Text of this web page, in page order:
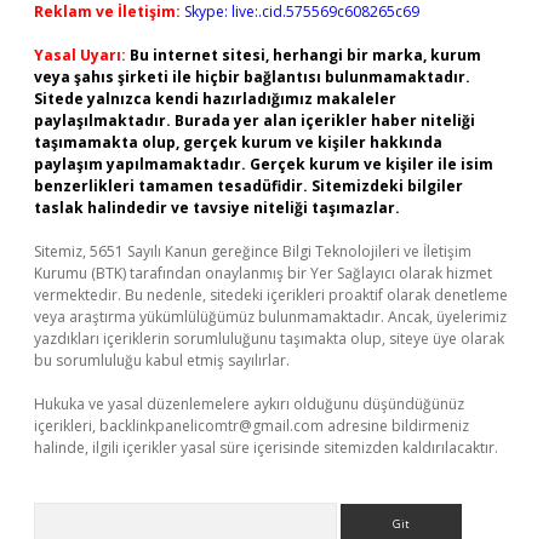
Reklam ve İletişim: Skype: live:.cid.575569c608265c69
Yasal Uyarı: Bu internet sitesi, herhangi bir marka, kurum
veya şahıs şirketi ile hiçbir bağlantısı bulunmamaktadır.
Sitede yalnızca kendi hazırladığımız makaleler
paylaşılmaktadır. Burada yer alan içerikler haber niteliği
taşımamakta olup, gerçek kurum ve kişiler hakkında
paylaşım yapılmamaktadır. Gerçek kurum ve kişiler ile isim
benzerlikleri tamamen tesadüfidir. Sitemizdeki bilgiler
taslak halindedir ve tavsiye niteliği taşımazlar.
Sitemiz, 5651 Sayılı Kanun gereğince Bilgi Teknolojileri ve İletişim
Kurumu (BTK) tarafından onaylanmış bir Yer Sağlayıcı olarak hizmet
vermektedir. Bu nedenle, sitedeki içerikleri proaktif olarak denetleme
veya araştırma yükümlülüğümüz bulunmamaktadır. Ancak, üyelerimiz
yazdıkları içeriklerin sorumluluğunu taşımakta olup, siteye üye olarak
bu sorumluluğu kabul etmiş sayılırlar.
Hukuka ve yasal düzenlemelere aykırı olduğunu düşündüğünüz
içerikleri, backlinkpanelicomtr@gmail.com adresine bildirmeniz
halinde, ilgili içerikler yasal süre içerisinde sitemizden kaldırılacaktır.